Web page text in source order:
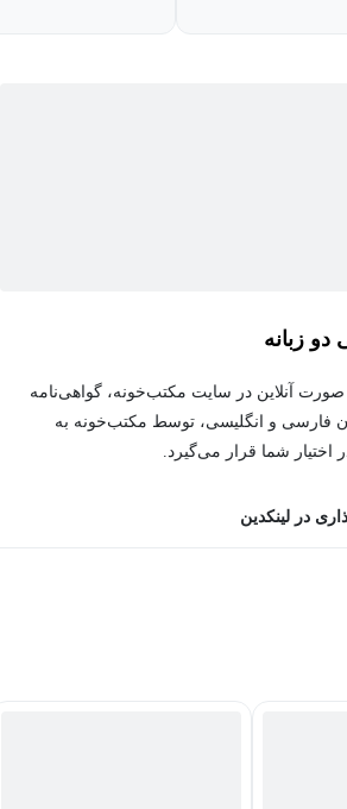
دو زبانه
آنلاین در سایت مکتب‌خونه، گواهی‌نامه
فارسی و انگلیسی، توسط مکتب‌خونه به
شما قرار می‌گیرد.
در لینکدین